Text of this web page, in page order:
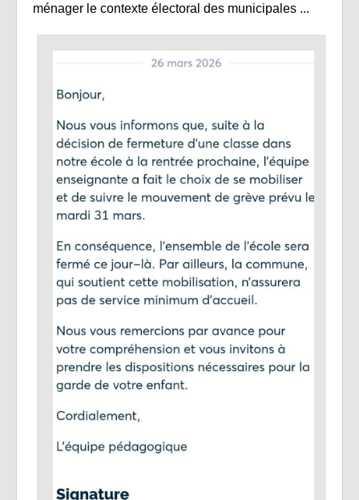
ménager le contexte électoral des municipales ...